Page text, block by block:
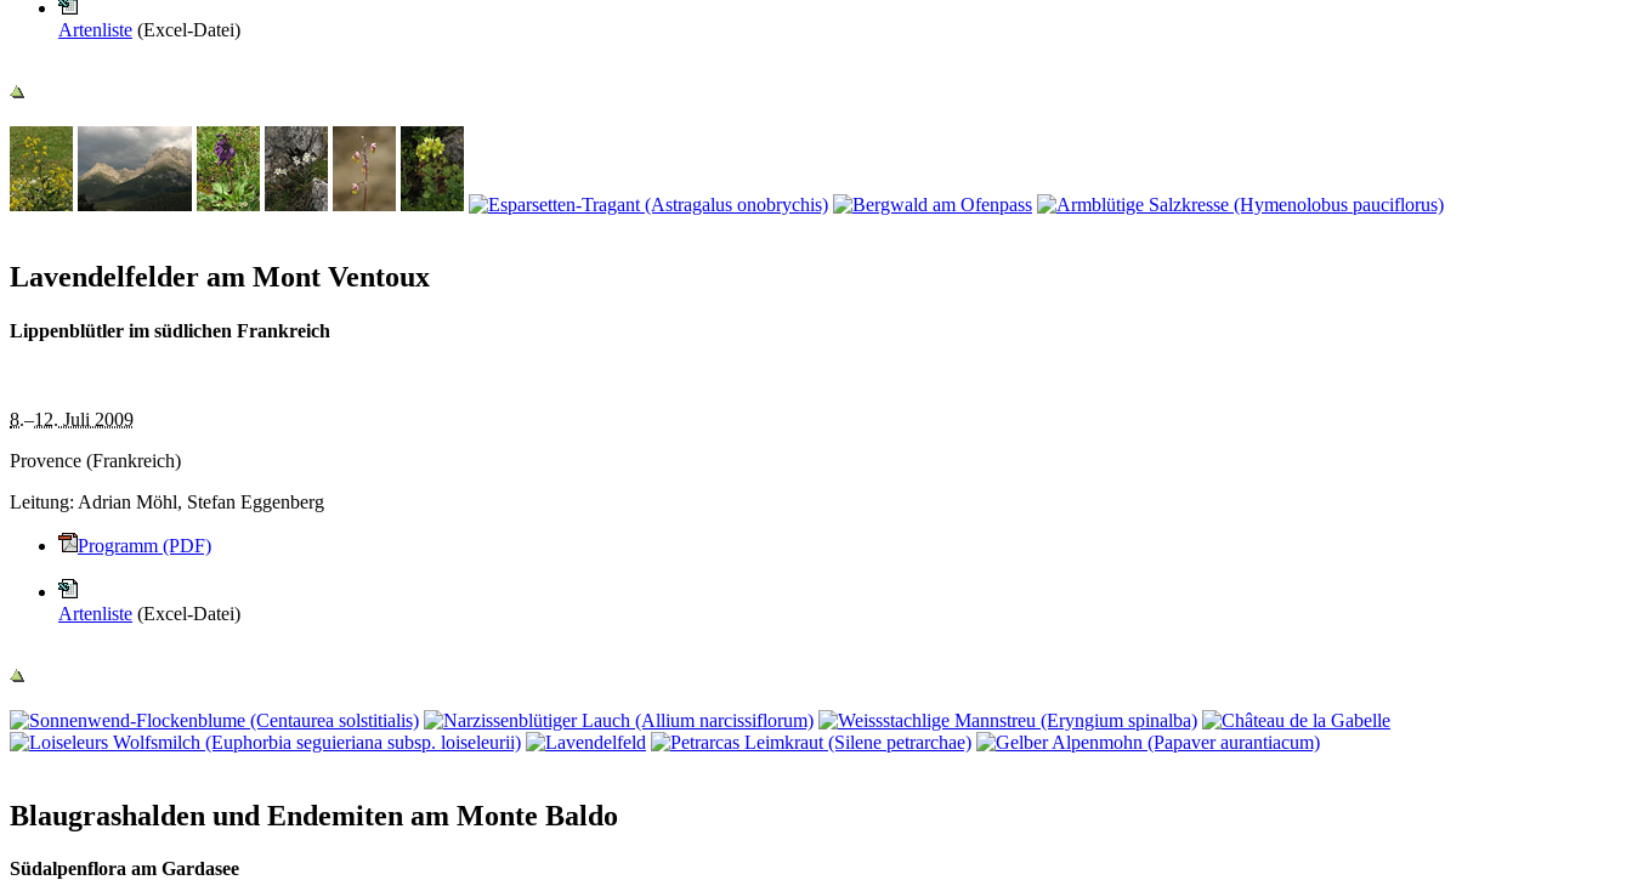
Artenliste (Excel-Datei)
Lavendelfelder am Mont Ventoux
Lippenblütler im südlichen Frankreich
8.–12. Juli 2009
Provence (Frankreich)
Leitung: Adrian Möhl, Stefan Eggenberg
Programm (PDF)
Artenliste (Excel-Datei)
Blaugrashalden und Endemiten am Monte Baldo
Südalpenflora am Gardasee